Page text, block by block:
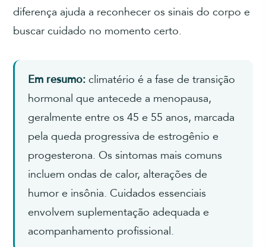
diferença ajuda a reconhecer os sinais do corpo e
buscar cuidado no momento certo.
Em resumo: climatério é a fase de transição
hormonal que antecede a menopausa,
geralmente entre os 45 e 55 anos, marcada
pela queda progressiva de estrogênio e
progesterona. Os sintomas mais comuns
incluem ondas de calor, alterações de
humor e insônia. Cuidados essenciais
envolvem suplementação adequada e
acompanhamento profissional.